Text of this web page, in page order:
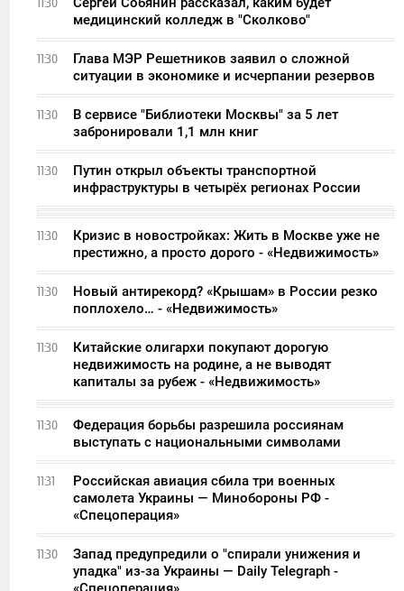
11:30
медицинский колледж в "Сколково"
11:30
Глава МЭР Решетников заявил о сложной
ситуации в экономике и исчерпании резервов
11:30
В сервисе "Библиотеки Москвы" за 5 лет
забронировали 1,1 млн книг
11:30
Путин открыл объекты транспортной
инфраструктуры в четырёх регионах России
11:30
Кризис в новостройках: Жить в Москве уже не
престижно, а просто дорого - «Недвижимость»
11:30
Новый антирекорд? «Крышам» в России резко
поплохело… - «Недвижимость»
11:30
Китайские олигархи покупают дорогую
недвижимость на родине, а не выводят
капиталы за рубеж - «Недвижимость»
11:30
Федерация борьбы разрешила россиянам
выступать с национальными символами
11:31
Российская авиация сбила три военных
самолета Украины — Минобороны РФ -
«Спецоперация»
11:30
Запад предупредили о "спирали унижения и
упадка" из-за Украины — Daily Telegraph -